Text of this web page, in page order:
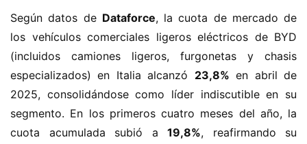
Según datos de ​ ​Dataforce​​, la cuota de mercado de
los vehículos comerciales ligeros eléctricos de BYD
(incluidos camiones ligeros, furgonetas y chasis
especializados) en Italia alcanzó ​ ​23,8%​ ​ en abril de
2025, consolidándose como líder indiscutible en su
segmento. En los primeros cuatro meses del año, la
cuota acumulada subió a ​ ​19,8%​​, reafirmando su